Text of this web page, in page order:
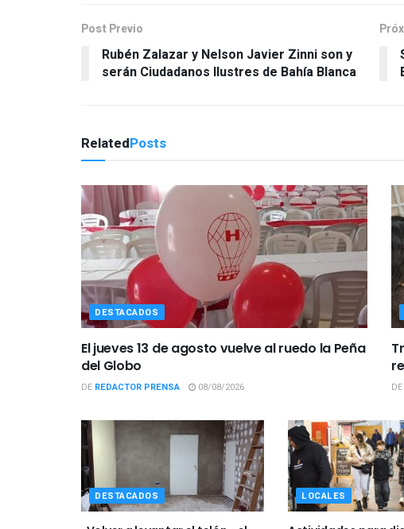
Post Previo
Rubén Zalazar y Nelson Javier Zinni son y
serán Ciudadanos Ilustres de Bahía Blanca
RelatedPosts
DESTACADOS
El jueves 13 de agosto vuelve al ruedo la Peña
del Globo
DE REDACTOR PRENSA 08/08/2026 DE
DESTACADOS LOCALES